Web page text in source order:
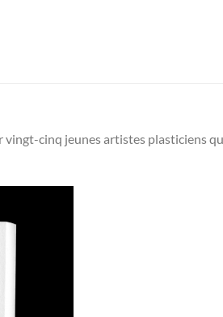
cinq jeunes artistes plasticiens